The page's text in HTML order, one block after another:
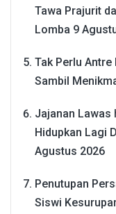
Tawa Prajurit
Lomba 9
Tak Perlu
Sambil
Jajanan Lawas
Hidupkan Lagi
Agustus 2026
Penutupan
Siswi